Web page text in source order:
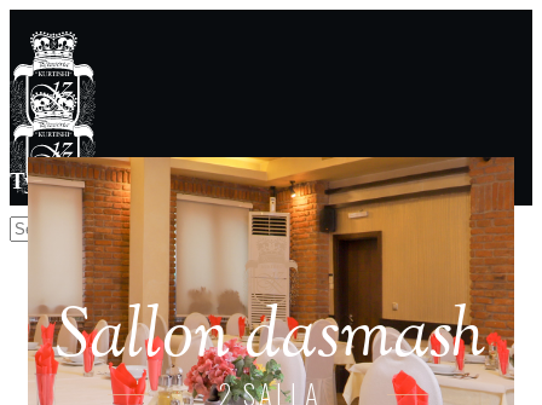
Type To Search
2 SALLA
Sallon dasmash